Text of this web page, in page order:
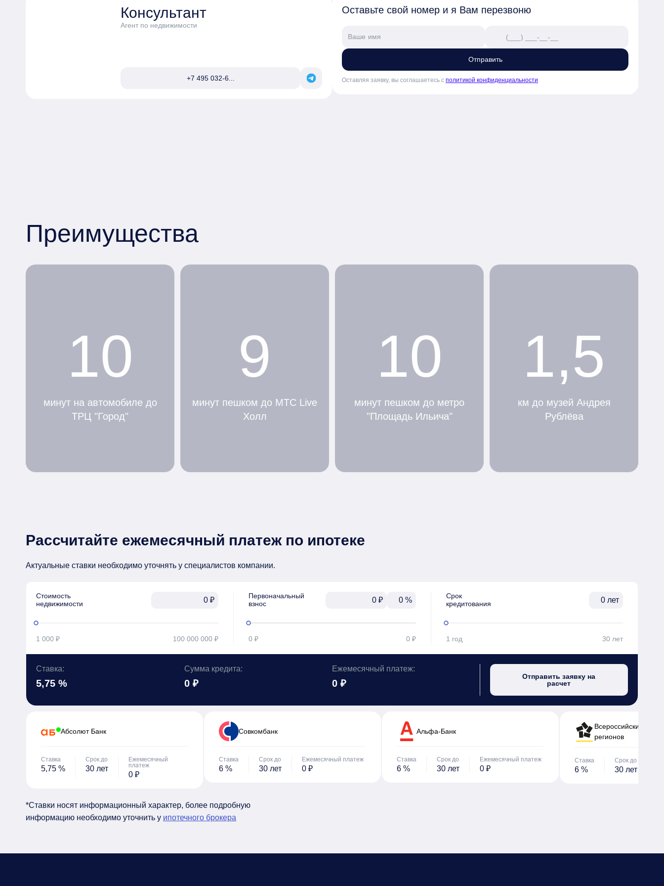
Консультант
Агент по недвижимости
+7 495 032-6...
Оставьте свой номер и я Вам перезвоню
Отправить
Оставляя заявку, вы соглашаетесь с политикой конфиденциальности
Преимущества
10
минут на автомобиле до
ТРЦ "Город"
9
минут пешком до МТС Live
Холл
10
минут пешком до метро
"Площадь Ильича"
1,5
км до музей Андрея
Рублёва
Рассчитайте ежемесячный платеж по ипотеке
Актуальные ставки необходимо уточнять у специалистов компании.
Стоимость
недвижимости
₽
1 000 ₽ 100 000 000 ₽
Первоначальный
взнос
₽ %
0 ₽ 0 ₽
Срок
кредитования
лет
1 год 30 лет
Ставка:
5,75 %
Сумма кредита:
0 ₽
Ежемесячный платеж:
0 ₽
Отправить заявку на
расчет
Абсолют Банк
Ставка
5,75 %
Срок до
30 лет
Ежемесячный
платеж
0 ₽
Cовкомбанк
Ставка
6 %
Срок до
30 лет
Ежемесячный платеж
0 ₽
Альфа-Банк
Ставка
6 %
Срок до
30 лет
Ежемесячный платеж
0 ₽
Всероссийский банк
регионов
Ставка
6 %
Срок до
30 лет
*Ставки носят информационный характер, более подробную
информацию необходимо уточнить у ипотечного брокера